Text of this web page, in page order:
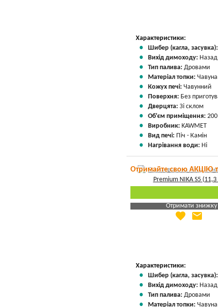
Характеристики:
Шибер (кагла,
Вихід димоходу:
Тип палива: Дровами
Матеріал топки: Чавуна
Кожух печі: Чавунний
Поверхня: Без
Дверцята: Зі склом
Об'єм приміщення:
Виробник: KAWMET
Вид печі: Піч - Камін
Нагрівання води: Ні
Отримайте свою АКЦІЮ
Отримати знижку
Яка Ваша ціна
favorite email
Характеристики:
Шибер (кагла,
Вихід димоходу:
Тип палива: Дровами
Матеріал топки: Чавуна